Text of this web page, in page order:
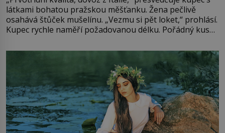
látkami bohatou pražskou měšťanku. Žena pečlivě
osahává štůček mušelínu. „Vezmu si pět loket,“ prohlásí.
Kupec rychle naměří požadovanou délku. Pořádný kus
milostpaní. Stačí jenom na sukni,“ zhodnotí švadlena
množství růžového mušelínu. „Ošidili vás, podívejte.“
Vezme do ruky dřevěnou